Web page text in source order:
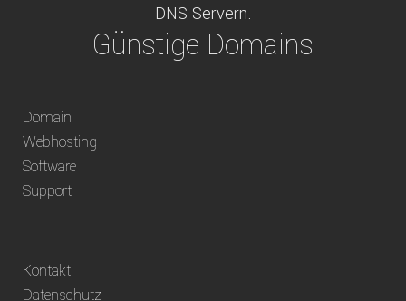
DNS Servern.
Günstige Domains
weltweit verfügbare Domains inklusive
Vorkasse oder über ein andere verfügbare
Domain
Webhosting
Software
Support
Kontakt
Datenschutz